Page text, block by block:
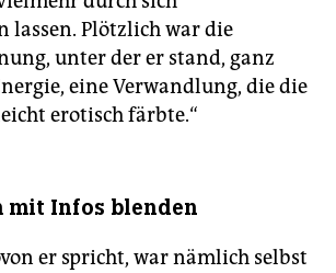
lassen. Plötzlich war die
unter der er stand, ganz
eine Verwandlung, die die
erotisch färbte.“
mit Infos blenden
er spricht, war nämlich selbst